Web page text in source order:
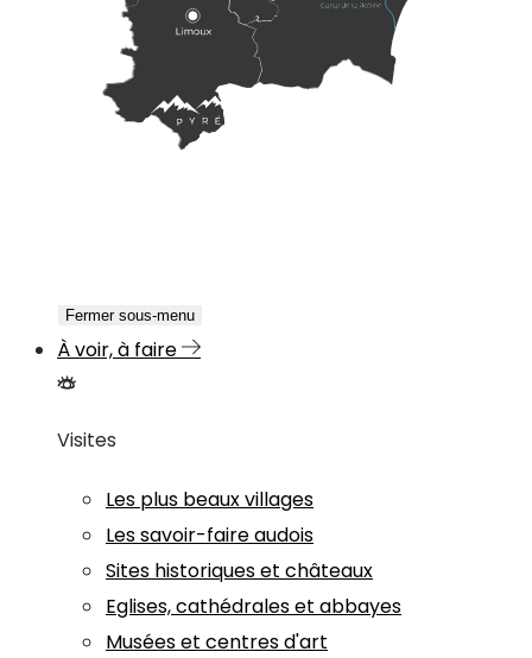
Fermer sous-menu
À voir, à faire
Visites
Les plus beaux villages
Les savoir-faire audois
Sites historiques et châteaux
Eglises, cathédrales et abbayes
Musées et centres d'art